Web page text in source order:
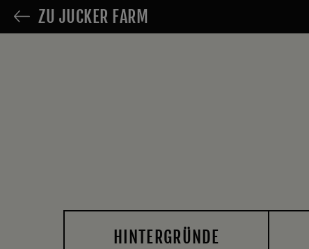
ZU JUCKER FARM
HINTERGRÜNDE